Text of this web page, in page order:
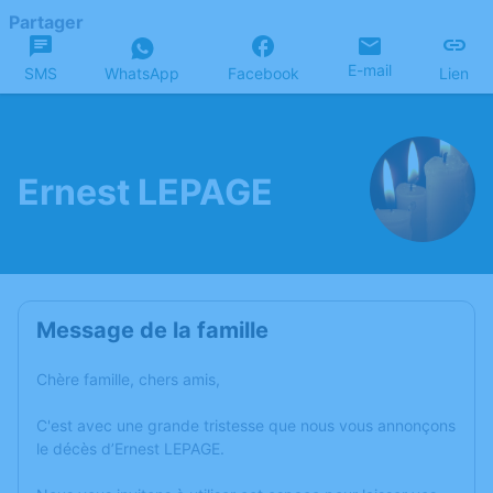
Partager
SMS WhatsApp Facebook E-mail Lien
Ernest LEPAGE
Message de la famille
Chère famille, chers amis,
C'est avec une grande tristesse que nous vous annonçons
le décès d’Ernest LEPAGE.